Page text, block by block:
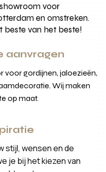
voor
en omstreken.
beste van het beste!
aanvragen
voor gordijnen, jaloezieën,
Wij maken
op maat.
stijl, wensen en de
je bij het kiezen van